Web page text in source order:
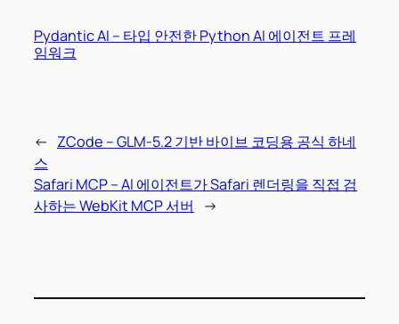
Pydantic AI – 타입 안전한 Python AI 에이전트 프레
임워크
← ZCode – GLM-5.2 기반 바이브 코딩용 공식 하네
스
Safari MCP – AI 에이전트가 Safari 렌더링을 직접 검
사하는 WebKit MCP 서버
→